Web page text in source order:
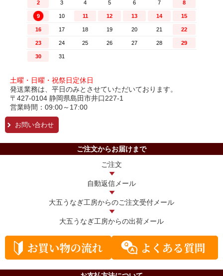
土曜・日曜・祝祭日定休日
発送業務は、平日のみとさせていただいております。
〒427-0104 静岡県島田市井口227-1
営業時間：09:00～17:00
お問い合わせ
ご注文からお届けまで
ご注文
自動返信メール
大五うなぎ工房からのご注文受付メール
大五うなぎ工房からの出荷メール